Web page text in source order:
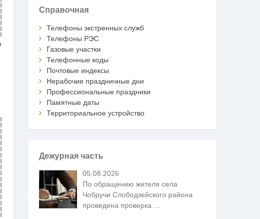
Справочная
Телефоны экстренных служб
Телефоны РЭС
Газовые участки
Телефонные коды
Почтовые индексы
Нерабочие праздничные дни
Профессиональные праздники
Памятные даты
Территориальное устройство
Дежурная часть
05.08.2026
По обращению жителя села
Чобручи Слободзейского района
проведена проверка …